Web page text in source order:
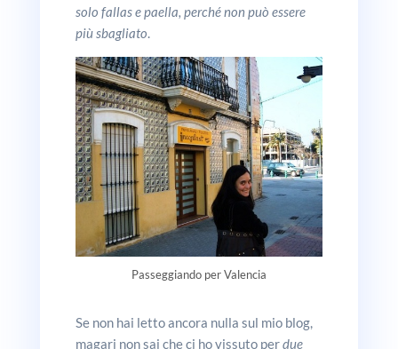
solo fallas e paella, perché non può essere
più sbagliato.
Passeggiando per Valencia
Se non hai letto ancora nulla sul mio blog,
magari non sai che ci ho vissuto perdue